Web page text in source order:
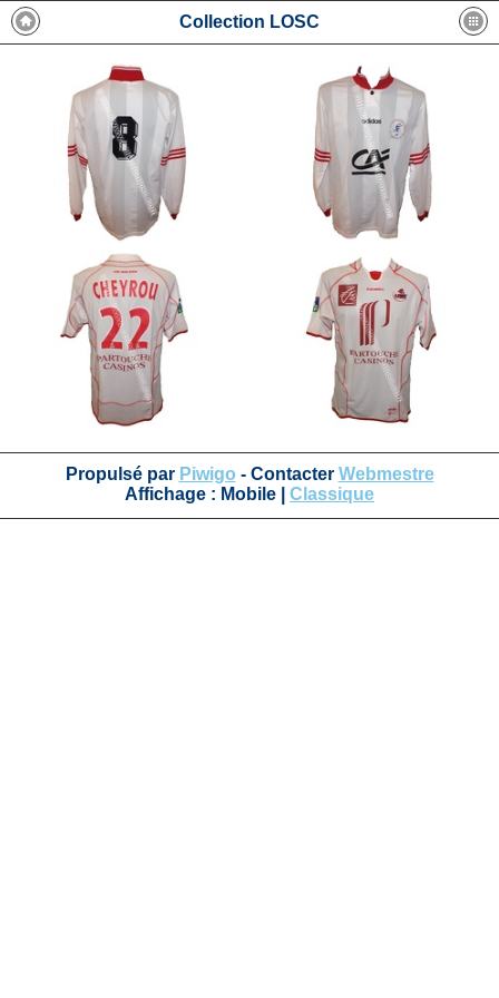
Collection LOSC
Propulsé par Piwigo - Contacter Webmestre
Affichage : Mobile Classique